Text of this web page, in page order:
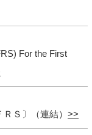
For the First
ＲＳ〕（連結）